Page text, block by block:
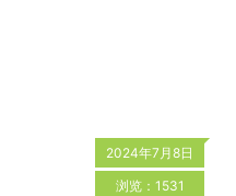
2024年7月8日
浏览：1531